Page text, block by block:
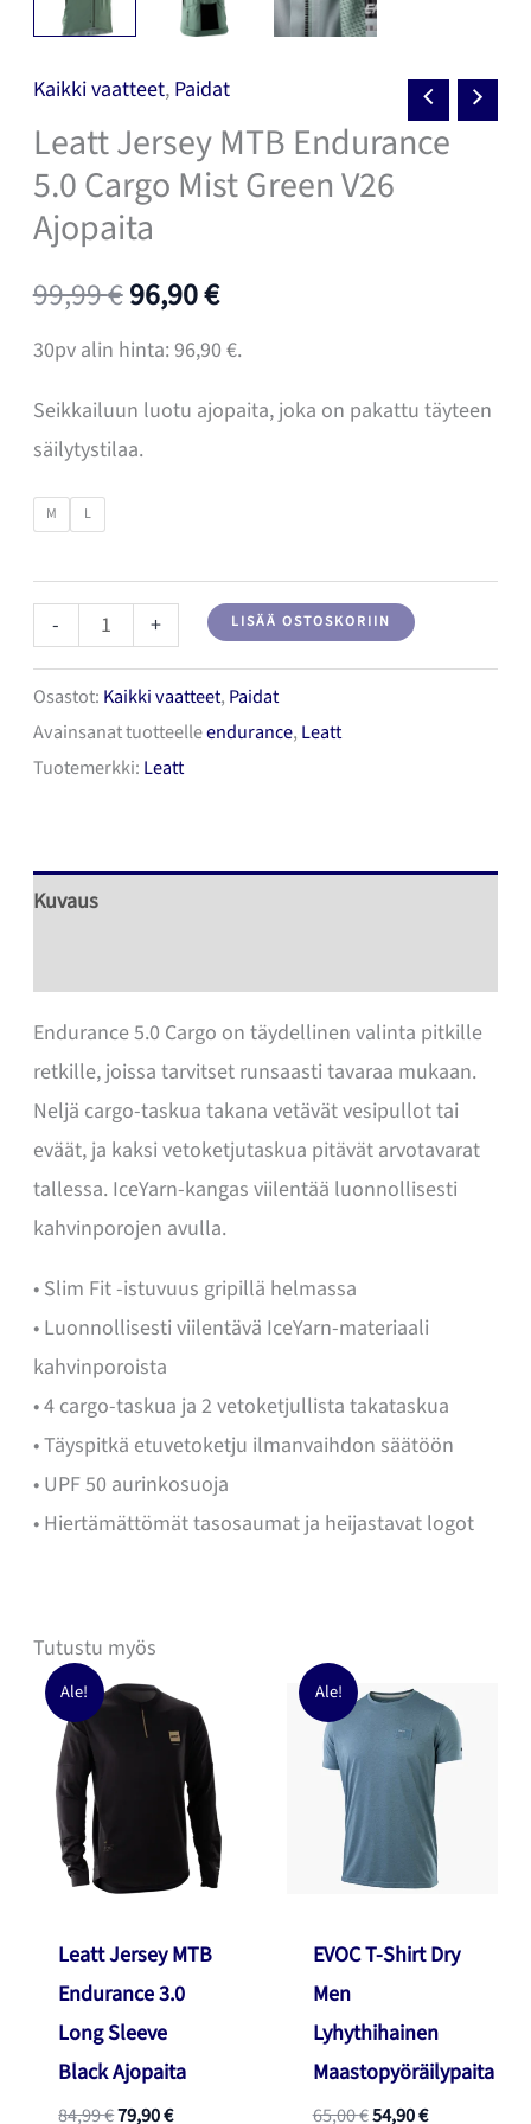
Kaikki vaatteet, Paidat
Leatt Jersey MTB Endurance
5.0 Cargo Mist Green V26
Ajopaita
99,99€Alkuperäinen
hinta
oli:
99,99 €.
96,90€Nykyinen
hinta
on:
30pv alin hinta:96,90 €.
Seikkailuun luotu ajopaita, joka on pakattu täyteen
säilytystilaa.
M L
-
Leatt
MTB
Endurance
5.0
Green
+ LISÄÄ OSTOSKORIIN
Osastot: Kaikki vaatteet, Paidat
Avainsanat tuotteelleendurance, Leatt
Tuotemerkki: Leatt
Kuvaus
Endurance 5.0 Cargo on täydellinen valinta pitkille
retkille, joissa tarvitset runsaasti tavaraa mukaan.
Neljä cargo-taskua takana vetävät vesipullot tai
eväät, ja kaksi vetoketjutaskua pitävät arvotavarat
tallessa. IceYarn-kangas viilentää luonnollisesti
kahvinporojen avulla.
• Slim Fit -istuvuus gripillä helmassa
• Luonnollisesti viilentävä IceYarn-materiaali
kahvinporoista
• 4 cargo-taskua ja 2 vetoketjullista takataskua
• Täyspitkä etuvetoketju ilmanvaihdon säätöön
• UPF 50 aurinkosuoja
• Hiertämättömät tasosaumat ja heijastavat logot
Tutustu myös
Ale!
Leatt Jersey MTB
Endurance 3.0
Long Sleeve
Black Ajopaita
84,99€Alkuperäinen
79,90€Nykyinen
Ale!
EVOC T-Shirt Dry
Men
Lyhythihainen
Maastopyöräilypaita
65,00€Alkuperäinen
54,90€Nykyinen